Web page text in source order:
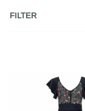
FILTER